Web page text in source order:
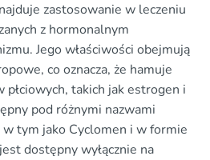
zastosowanie w leczeniu
z hormonalnym
Jego właściwości obejmują
co oznacza, że hamuje
takich jak estrogen i
pod różnymi nazwami
tym jako Cyclomen i w formie
dostępny wyłącznie na